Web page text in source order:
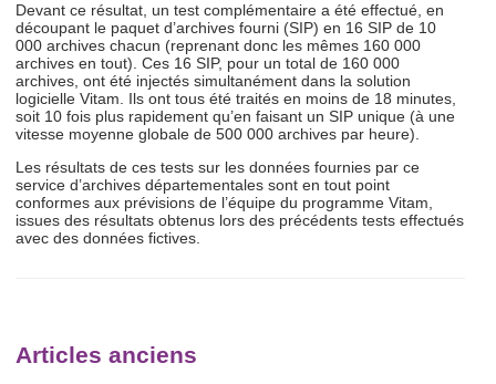
Devant ce résultat, un test complémentaire a été effectué, en
découpant le paquet d’archives fourni (SIP) en 16 SIP de 10
000 archives chacun (reprenant donc les mêmes 160 000
archives en tout). Ces 16 SIP, pour un total de 160 000
archives, ont été injectés simultanément dans la solution
logicielle Vitam. Ils ont tous été traités en moins de 18 minutes,
soit 10 fois plus rapidement qu’en faisant un SIP unique (à une
vitesse moyenne globale de 500 000 archives par heure).
Les résultats de ces tests sur les données fournies par ce
service d’archives départementales sont en tout point
conformes aux prévisions de l’équipe du programme Vitam,
issues des résultats obtenus lors des précédents tests effectués
avec des données fictives.
Articles anciens